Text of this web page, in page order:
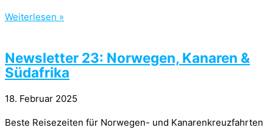
Weiterlesen »
Newsletter 23: Norwegen, Kanaren &
Südafrika
18. Februar 2025
Beste Reisezeiten für Norwegen- und Kanarenkreuzfahrten